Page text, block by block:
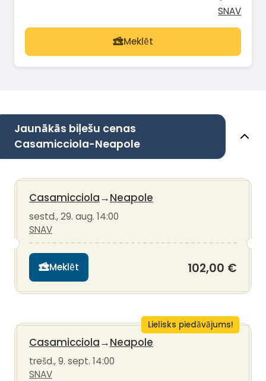
SNAV
Meklēt
Jaunākās biļešu cenas
Casamicciola-Neapole
Casamicciola→Neapole
sestd., 29. aug. 14:00
SNAV
Meklēt 102,00 €
Lielisks piedāvājums!
Casamicciola→Neapole
trešd., 9. sept. 14:00
SNAV